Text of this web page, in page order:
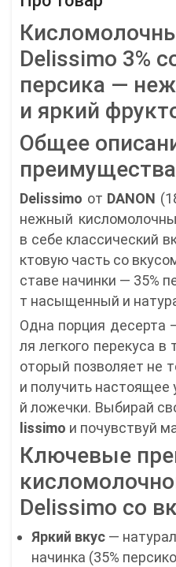
Delissimo 3%
персика —
и яркий
Общее
преимущества
Delissimo от DANON
нежный
в себе классический
ктовую часть со
ставе начинки — 35%
т насыщенный и
Одна порция десерта
ля легкого перекуса в
оторый позволяет не
и получить
й ложечки. Выбирай
lissimo и почувствуй
Ключевые
Delissimo со
Яркий вкус —
начинка (35%